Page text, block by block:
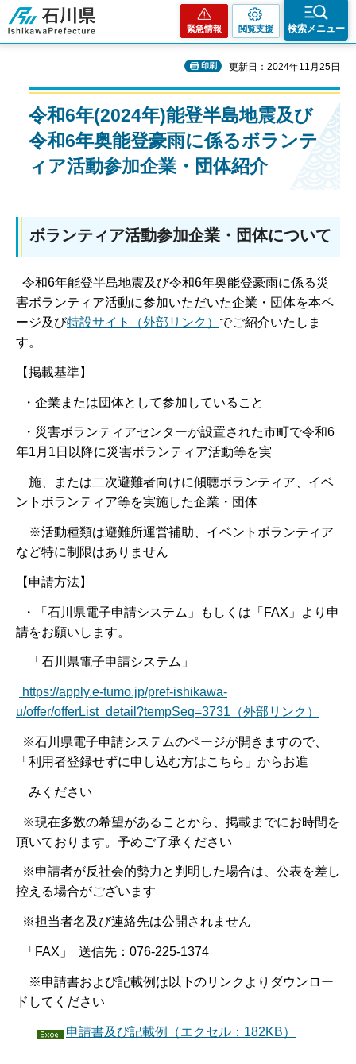
石川県
緊急情報 閲覧支援 検索メニュー
印刷 更新日：2024年11月25日
令和6年(2024年)能登半島地震及び
令和6年奥能登豪雨に係るボランテ
ィア活動参加企業・団体紹介
ボランティア活動参加企業・団体について
令和6年能登半島地震及び令和6年奥能登豪雨に係る災
害ボランティア活動に参加いただいた企業・団体を本ペ
ージ及び特設サイト（外部リンク） でご紹介いたしま
す。
【掲載基準】
・企業または団体として参加していること
・災害ボランティアセンターが設置された市町で令和6
年1月1日以降に災害ボランティア活動等を実
施、または二次避難者向けに傾聴ボランティア、イベ
ントボランティア等を実施した企業・団体
※活動種類は避難所運営補助、イベントボランティア
など特に制限はありません
【申請方法】
・「石川県電子申請システム」もしくは「FAX」より申
請をお願いします。
「石川県電子申請システム」
https://apply.e-tumo.jp/pref-ishikawa-
u/offer/offerList_detail?tempSeq=3731（外部リンク）
※石川県電子申請システムのページが開きますので、
「利用者登録せずに申し込む方はこちら」からお進
みください
※現在多数の希望があることから、掲載までにお時間を
頂いております。予めご了承ください
※申請者が反社会的勢力と判明した場合は、公表を差し
控える場合がございます
※担当者名及び連絡先は公開されません
「FAX」 送信先：076-225-1374
※申請書および記載例は以下のリンクよりダウンロー
ドしてください
申請書及び記載例（エクセル：182KB）